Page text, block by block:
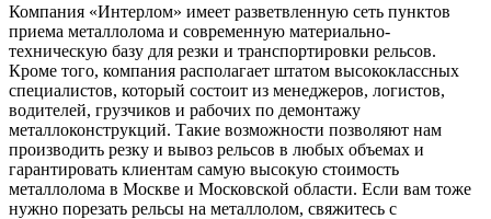
Компания «Интерлом» имеет разветвленную сеть пунктов
приема металлолома и современную материально-
техническую базу для резки и транспортировки рельсов.
Кроме того, компания располагает штатом высококлассных
специалистов, который состоит из менеджеров, логистов,
водителей, грузчиков и рабочих по демонтажу
металлоконструкций. Такие возможности позволяют нам
производить резку и вывоз рельсов в любых объемах и
гарантировать клиентам самую высокую стоимость
металлолома в Москве и Московской области. Если вам тоже
нужно порезать рельсы на металлолом, свяжитесь с